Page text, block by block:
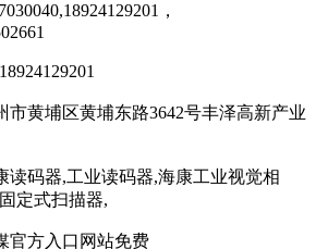
，
广州市黄埔区黄埔东路3642号丰泽高新产业
康读码器,工业读码器,海康工业视觉相
定式扫描器,
官方入口网站免费